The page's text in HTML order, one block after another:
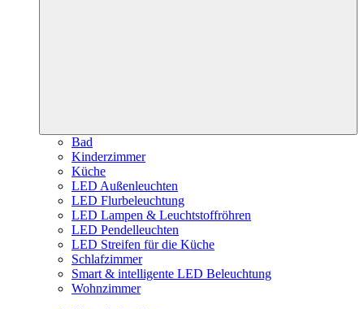
Bad
Kinderzimmer
Küche
LED Außenleuchten
LED Flurbeleuchtung
LED Lampen & Leuchtstoffröhren
LED Pendelleuchten
LED Streifen für die Küche
Schlafzimmer
Smart & intelligente LED Beleuchtung
Wohnzimmer